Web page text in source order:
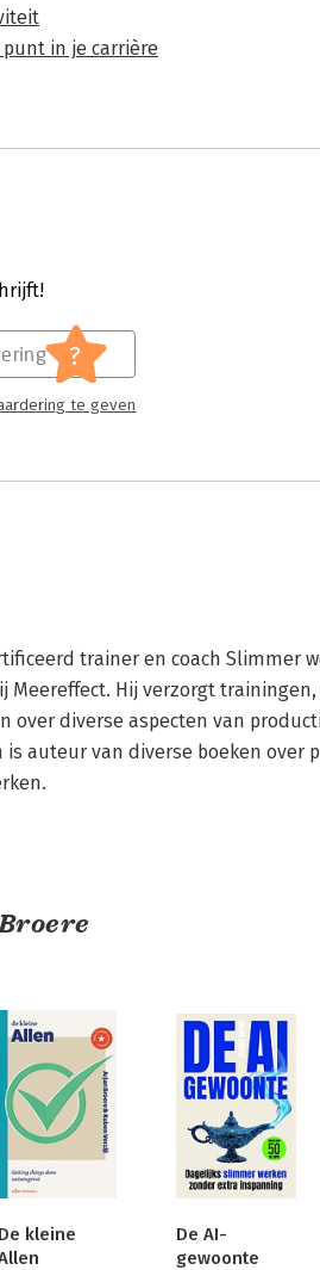
in je carrière
?
te geven
trainer en coach Slimmer
Meereffect. Hij verzorgt trainingen,
over diverse aspecten van
is auteur van diverse boeken over
De kleine
De AI-
gewoonte